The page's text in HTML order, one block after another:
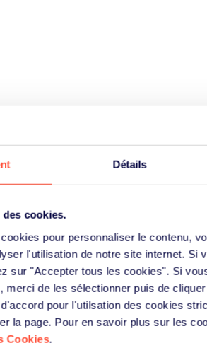
Détails
cookies.
pour personnaliser le contenu,
l'utilisation de notre site internet. Si
sur "Accepter tous les cookies". Si
merci de les sélectionner puis de
pour l'utilsation des cookies
la page. Pour en savoir plus sur les
Cookies.
& EVÈNEMENTS
nouvelles et
récents